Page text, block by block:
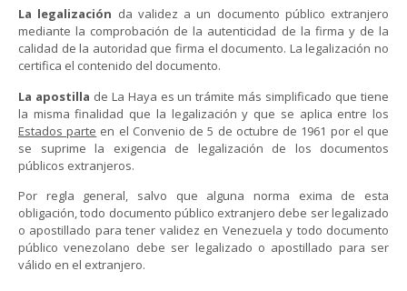
La legalización da validez a un documento público extranjero
mediante la comprobación de la autenticidad de la firma y de la
calidad de la autoridad que firma el documento. La legalización no
certifica el contenido del documento.
La apostilla de La Haya es un trámite más simplificado que tiene
la misma finalidad que la legalización y que se aplica entre los
Estados parte en el Convenio de 5 de octubre de 1961 por el que
se suprime la exigencia de legalización de los documentos
públicos extranjeros.
Por regla general, salvo que alguna norma exima de esta
obligación, todo documento público extranjero debe ser legalizado
o apostillado para tener validez en Venezuela y todo documento
público venezolano debe ser legalizado o apostillado para ser
válido en el extranjero.